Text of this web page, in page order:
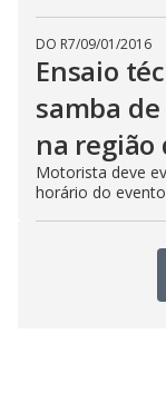
DO R7/09/01/2016
Ensaio
samba
na região
Motorista deve
horário do